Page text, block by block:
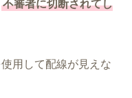
不審者に切断されてし
用して配線が見えな